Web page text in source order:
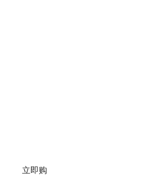
立即购